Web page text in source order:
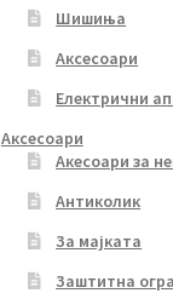
Шишиња
Аксесоари
Електрични
Аксесоари
Акесоари за
Антиколик
За мајката
Заштитна